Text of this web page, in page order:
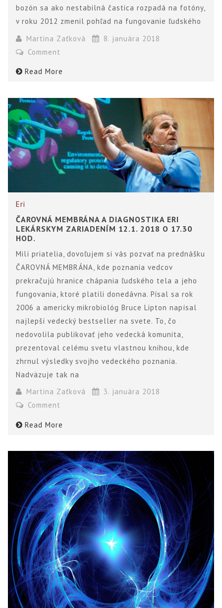
bozón sa ako nestabilná častica rozpadá na fotóny,
v roku 2012 zmenil pohľad na fungovanie ľudského
Martina Zaťková
8. januára 2018
Comment
Read More
Eri
ČAROVNÁ MEMBRÁNA A DIAGNOSTIKA ERI
LEKÁRSKYM ZARIADENÍM 12.1. 2018 O 17.30
HOD.
Milí priatelia, dovoľujem si vás pozvať na prednášku
ČAROVNÁ MEMBRÁNA, kde poznania vedcov
prekračujú hranice chápania ľudského tela a jeho
fungovania, ktoré platili donedávna. Písal sa rok
2006 a americky mikrobiológ Bruce Lipton napísal
najlepší vedecký bestseller na svete. To, čo
nedovolila publikovať jeho vedecká komunita,
prezentoval celému svetu vlastnou knihou, kde
zhrnul výsledky svojho vedeckého poznania.
Nadväzuje tak na
Martina Zaťková
3. januára 2018
Comment
Read More